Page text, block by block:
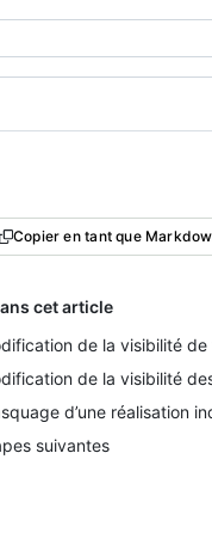
Copier en tant que
cet article
de la visibilité
de la visibilité
d’une réalisation
suivantes